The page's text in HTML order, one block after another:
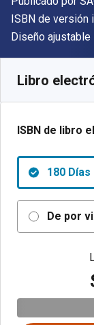
ISBN de versión
Formato
Diseño ajustable
Libro
ISBN de libro
180 Días
De por